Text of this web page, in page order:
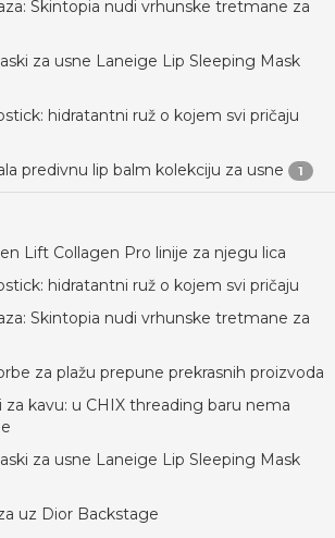
Skintopia nudi vrhunske tretmane za
za usne Laneige Lip Sleeping Mask
hidratantni ruž o kojem svi pričaju
predivnu lip balm kolekciju za usne 1
Lift Collagen Pro linije za njegu lica
hidratantni ruž o kojem svi pričaju
Skintopia nudi vrhunske tretmane za
za plažu prepune prekrasnih proizvoda
za kavu: u CHIX threading baru nema
za usne Laneige Lip Sleeping Mask
uz Dior Backstage